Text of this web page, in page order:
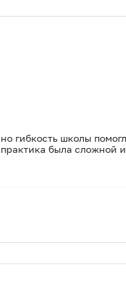
гибкость школы
была сложной